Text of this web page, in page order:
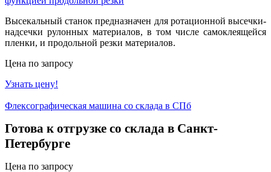
Высекальный станок предназначен для ротационной высечки-
надсечки рулонных материалов, в том числе самоклеящейся
пленки, и продольной резки материалов.
Цена по запросу
Узнать цену!
Флексографическая машина со склада в СПб
Готова к отгрузке со склада в Санкт-
Петербурге
Цена по запросу